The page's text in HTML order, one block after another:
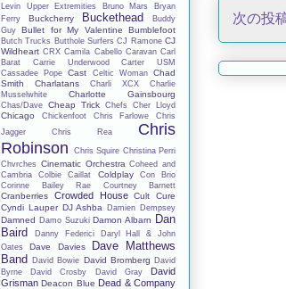
次の投
Levin Upper Extremities
Bruno Mars
Bryan
Ferry
Buckcherry Buckethead
Buddy
Guy
Bullet for My Valentine Bumblefoot
Butch Trucks Butthole Surfers CJ Ramone CJ
Wildheart CRX Camila Cabello Caravan Carl
Barat
Carrie Underwood
Carter USM
Cassadee Pope
Cast Celtic Woman
Chad
Smith
Charlatans Charli XCX
Charlie
Musselwhite
Charlotte Gainsbourg
Chas/Dave Cheap Trick Chefs Cher Lloyd
Chicago Chickenfoot Chris Farlowe
Chris
Jagger
Chris Rea
Chris
Robinson
Chris Squire Christina Perri
Chvrches Cinematic Orchestra Coheed and
Cambria
Colbie Caillat Coldplay
Con Brio
Corinne Bailey Rae
Courtney Barnett
Cranberries Crowded House Cult
Cure
Cyndi Lauper DJ Ashba Damien Dempsey
Damned Damo Suzuki Damon Albarn
Dan
Baird
Danny Federici
Daryl Hall & John
Oates
Dave Davies
Dave Matthews
Band
David Bowie David Bromberg David
Byrne
David Crosby David Gray
David
Grisman Deacon Blue Dead & Company